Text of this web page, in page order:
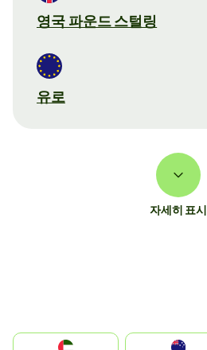
영국 파운드 스털링
유로
자세히 표시